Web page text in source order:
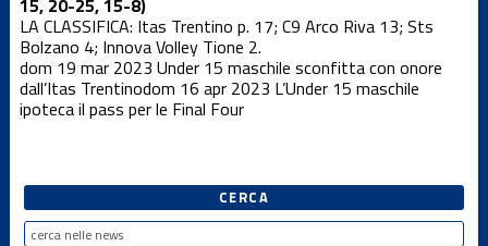
LA CLASSIFICA: Itas Trentino p. 17; C9 Arco Riva 13; Sts
Bolzano 4; Innova Volley Tione 2.
dom 19 mar 2023 Under 15 maschile sconfitta con onore
dall’Itas Trentinodom 16 apr 2023 L’Under 15 maschile
ipoteca il pass per le Final Four
maschile
Settore
giovanile
Under 12
Femminile
CERCA